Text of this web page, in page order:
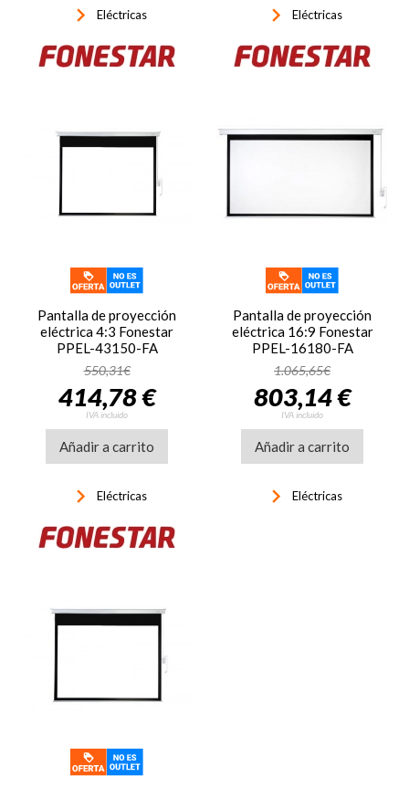
keyboard_arrow_right Eléctricas keyboard_arrow_right Eléctricas
Pantalla de proyección
eléctrica 4:3 Fonestar
PPEL-43150-FA
550,31€
414,78 €
IVA incluido
Añadir a carrito
keyboard_arrow_right Eléctricas
Pantalla de proyección
eléctrica 16:9 Fonestar
PPEL-16180-FA
1.065,65€
803,14 €
IVA incluido
Añadir a carrito
keyboard_arrow_right Eléctricas